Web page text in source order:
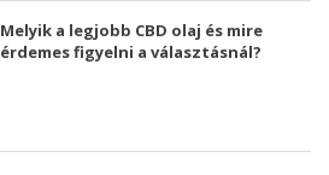
Melyik a legjobb CBD olaj és mire
érdemes figyelni a választásnál?